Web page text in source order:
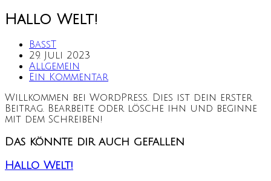
Hallo Welt!
Beitrags-
Autor:
BassT
Beitrag
veröffentlicht:
29. Juli 2023
Beitrags-
Kategorie:
Allgemein
Beitrags-
Ein Kommentar
Willkommen bei WordPress. Dies ist dein erster
Beitrag. Bearbeite oder lösche ihn und beginne
mit dem Schreiben!
Das könnte dir auch gefallen
Hallo Welt!